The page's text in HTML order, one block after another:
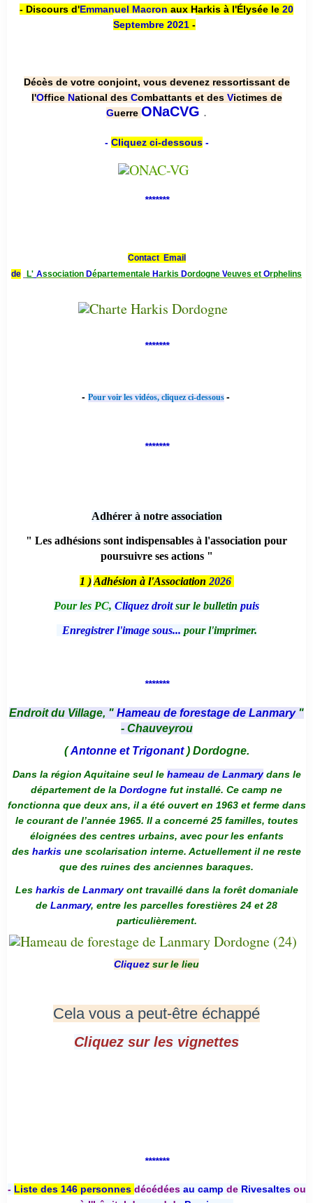
- Discours d'Emmanuel Macron aux Harkis à l'Élysée le 20
Septembre 2021 -
Décès de votre conjoint, vous devenez ressortissant de
l'Office National des Combattants et des Victimes de
Guerre ONaCVG .
- Cliquez ci-dessous-
*******
Contact Email
de
L' Association Départementale Harkis Dordogne Veuves et Orphelins
*******
- Pour voir les vidéos, cliquez ci-dessous -
*******
Adhérer à notre association
" Les adhésions sont indispensables à l'association pour
poursuivre ses actions "
1 ) Adhésion à l'Association 2026
Pour les PC, Cliquez droitsur le bulletin puis
Enregistrer l'image sous... pour l'imprimer.
*******
Endroit du Village, " Hameau de forestage de Lanmary "
- Chauveyrou
(Antonne et Trigonant) Dordogne.
Dans la région Aquitaine seul le hameau de Lanmarydans le
département de la Dordogne fut installé. Ce camp ne
fonctionna que deux ans, il a été ouvert en 1963 et ferme dans
le courant de l’année 1965. Il a concerné 25 familles, toutes
éloignées des centres urbains, avec pour les enfants
des harkis une scolarisation interne. Actuellement il ne reste
que des ruines des anciennes baraques.
Les harkis de Lanmaryont travaillé dans la forêt domaniale
de Lanmary, entre les parcelles forestières 24 et 28
particulièrement.
Cliquez sur le lieu
Cela vous a peut-être échappé
Cliquez sur les vignettes
*******
- Liste des 146 personnes décédées au camp deRivesaltesou